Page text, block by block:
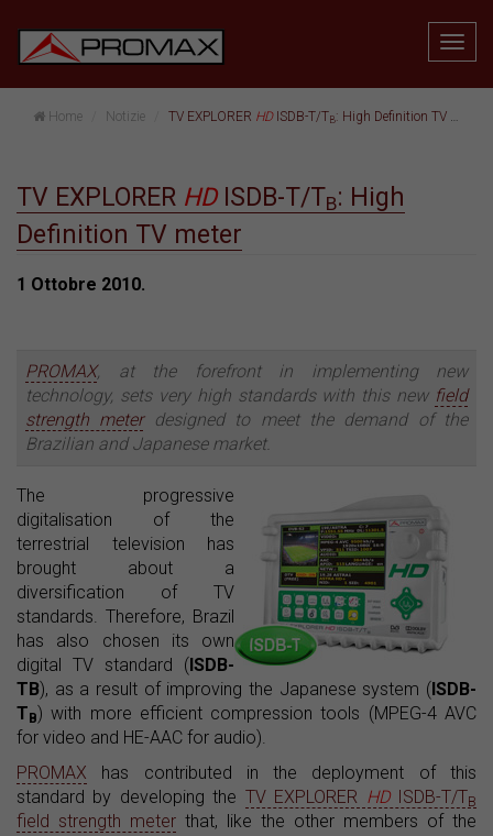
Home Notizie TV EXPLORER HDISDB-T/T B: High Definition TV meter
TV EXPLORER HDISDB-T/TB: High
Definition TV meter
1 Ottobre 2010.
PROMAX, at the forefront in implementing new
technology, sets very high standards with this new field
strength meterdesigned to meet the demand of the
Brazilian and Japanese market.
The progressive
digitalisation of the
terrestrial television has
brought about a
diversification of TV
standards. Therefore, Brazil
has also chosen its own
digital TV standard (ISDB-
TB), as a result of improving the Japanese system (ISDB-
T B) with more efficient compression tools (MPEG-4 AVC
for video and HE-AAC for audio).
PROMAX has contributed in the deployment of this
standard by developing the TV EXPLORER HDISDB-T/TB
field strength meter that, like the other members of the